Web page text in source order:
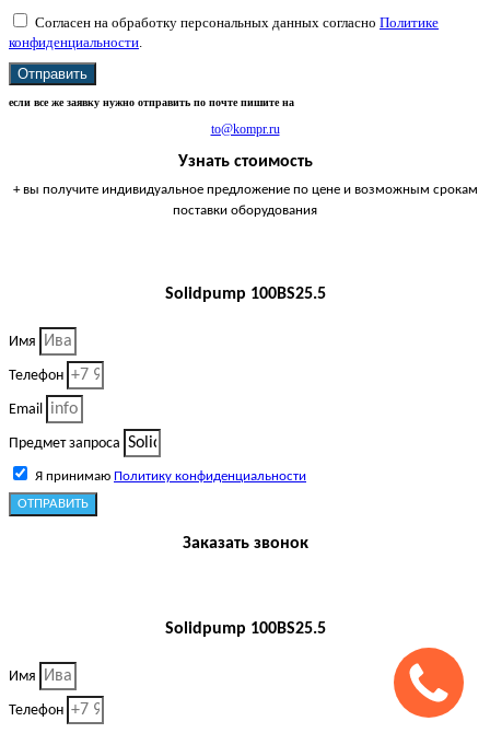
Согласен на обработку персональных данных согласно Политике
конфиденциальности.
Отправить
если все же заявку нужно отправить по почте пишите на
to@kompr.ru
Узнать стоимость
+ вы получите индивидуальное предложение по цене и возможным срокам
поставки оборудования
Solidpump 100BS25.5
Имя
Телефон
Email
Предмет запроса
Я принимаю Политику конфиденциальности
ОТПРАВИТЬ
Заказать звонок
Solidpump 100BS25.5
Имя
Телефон